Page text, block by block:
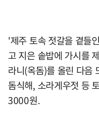
'제주 토속 젓갈을 곁들
고 지은 솥밥에 가시를
라니(옥돔)를 올린 다음
돔식해, 소라게우젓 등
3000원.